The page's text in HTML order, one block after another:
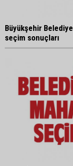
Büyükşehir
seçim sonuçları